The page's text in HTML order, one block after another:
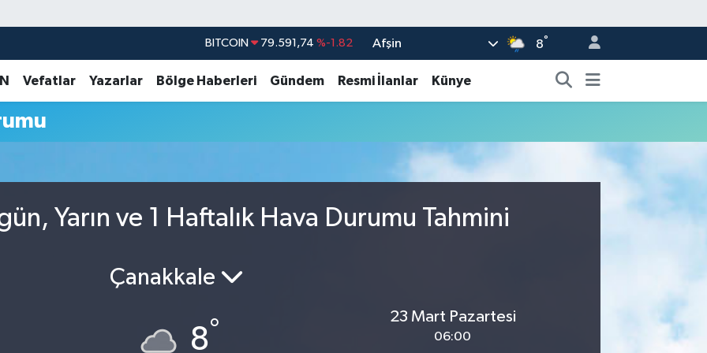
BITCOIN 79.591,74 %-1.82
EURO 53,38690 %0.19
BİST100 14.598,00 %0
Afşin 8°
Vefatlar Yazarlar Bölge Haberleri Gündem Resmi İlanlar Künye
Yarın ve 1 Haftalık Hava Durumu Tahmini
Çanakkale
8°
23 Mart Pazartesi
06:00